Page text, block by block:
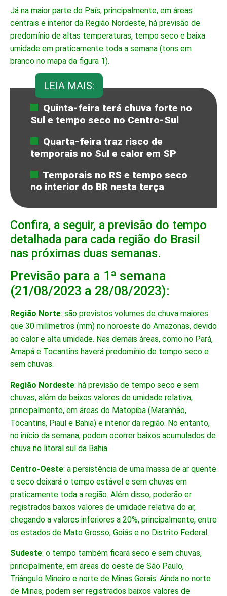
Já na maior parte do País, principalmente, em áreas
centrais e interior da Região Nordeste, há previsão de
predomínio de altas temperaturas, tempo seco e baixa
umidade em praticamente toda a semana (tons em
branco no mapa da figura 1).
LEIA MAIS:
Quinta-feira terá chuva forte no
Sul e tempo seco no Centro-Sul
Quarta-feira traz risco de
temporais no Sul e calor em SP
Temporais no RS e tempo seco
no interior do BR nesta terça
Confira, a seguir, a previsão do tempo
detalhada para cada região do Brasil
nas próximas duas semanas.
Previsão para a 1ª semana
(21/08/2023 a 28/08/2023):
Região Norte: são previstos volumes de chuva maiores
que 30 milímetros (mm) no noroeste do Amazonas, devido
ao calor e alta umidade. Nas demais áreas, como no Pará,
Amapá e Tocantins haverá predomínio de tempo seco e
sem chuvas.
Região Nordeste: há previsão de tempo seco e sem
chuvas, além de baixos valores de umidade relativa,
principalmente, em áreas do Matopiba (Maranhão,
Tocantins, Piauí e Bahia) e interior da região. No entanto,
no início da semana, podem ocorrer baixos acumulados de
chuva no litoral sul da Bahia.
Centro-Oeste: a persistência de uma massa de ar quente
e seco deixará o tempo estável e sem chuvas em
praticamente toda a região. Além disso, poderão er
registrados baixos valores de umidade relativa do ar,
chegando a valores inferiores a 20%, principalmente, entre
os estados de Mato Grosso, Goiás e no Distrito Federal.
Sudeste: o tempo também ficará seco e sem chuvas,
principalmente, em áreas do oeste de São Paulo,
Triângulo Mineiro e norte de Minas Gerais. Ainda no norte
de Minas, podem ser registrados baixos valores de